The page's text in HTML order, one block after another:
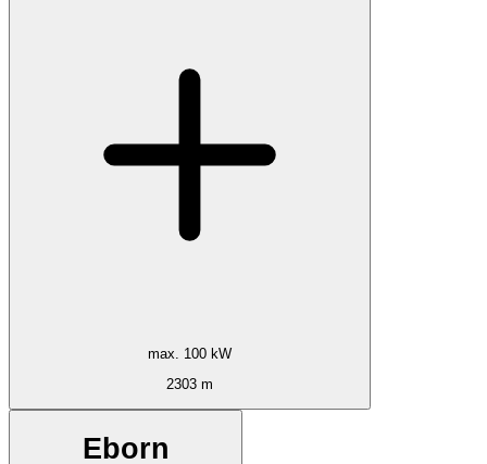
max. 100 kW
2303 m
Eborn